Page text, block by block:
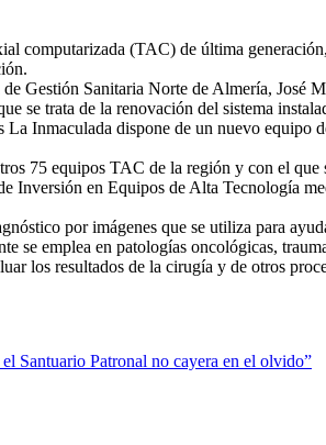
computarizada (TAC) de última
Gestión Sanitaria Norte de Almería, José
trata de la renovación del sistema
Inmaculada dispone de un nuevo equipo
75 equipos TAC de la región y con el
Inversión en Equipos de Alta Tecnología
por imágenes que se utiliza para
se emplea en patologías oncológicas,
los resultados de la cirugía y de otros
Santuario Patronal no cayera en el olvido”